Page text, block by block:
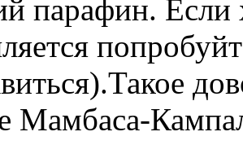
парафин. Если
Мамбаса-